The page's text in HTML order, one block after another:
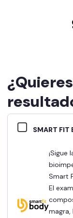
SMART FIT
¡Sigue la evolución de tu cuerpo! Realiza tu
Smart
El